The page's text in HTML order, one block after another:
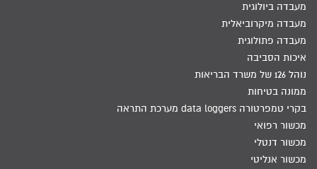
מעבדה ביולוגית
מעבדה מיקרוביאלית
מעבדה פתולוגית
איכות הסביבה
נוהל 126 של משרד הבריאות
ממונה בטיחות
בקרי טמפרטורה data loggers מערכת התראה
מכשור רפואי
מכשור דנטלי
מכשור אנליטי